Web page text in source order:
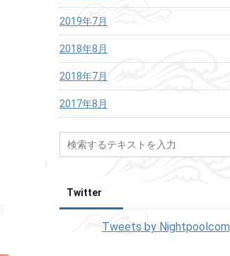
2019年7月
2018年8月
2018年7月
2017年8月
Twitter
Tweets by Nightpoolcom